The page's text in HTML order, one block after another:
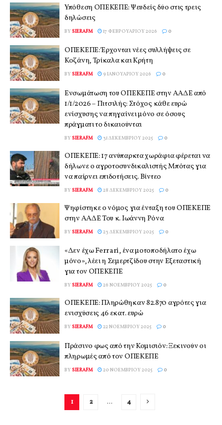
Υπόθεση ΟΠΕΚΕΠΕ: Ψευδείς δύο στις τρεις
δηλώσεις
BY SIERAFM 17 ΦΕΒΡΟΥΑΡΊΟΥ 2026 0
ΟΠΕΚΕΠΕ: Έρχονται νέες συλλήψεις σε
Κοζάνη, Τρίκαλα και Κρήτη
BY SIERAFM 9 ΙΑΝΟΥΑΡΊΟΥ 2026 0
Ενσωμάτωση του ΟΠΕΚΕΠΕ στην ΑΑΔΕ από
1/1/2026 – Πιτσιλής: Στόχος κάθε ευρώ
ενίσχυσης να πηγαίνει μόνο σε όσους
πράγματι το δικαιούνται
BY SIERAFM 31 ΔΕΚΕΜΒΡΊΟΥ 2025 0
ΟΠΕΚΕΠΕ: 17 ανύπαρκτα χωράφια φέρεται να
δήλωνε ο αγροτοσυνδικαλιστής Μπότας για
να παίρνει επιδοτήσεις. Βίντεο
BY SIERAFM 28 ΔΕΚΕΜΒΡΊΟΥ 2025 0
Ψηφίστηκε ο νόμος για ένταξη του ΟΠΕΚΕΠΕ
στην ΑΑΔΕ Του κ. Ιωάννη Ρόνα
BY SIERAFM 23 ΔΕΚΕΜΒΡΊΟΥ 2025 0
«Δεν έχω Ferrari, ένα μοτοποδήλατο έχω
μόνο», λέει η Σεμερτζίδου στην Εξεταστική
για τον ΟΠΕΚΕΠΕ
BY SIERAFM 26 ΝΟΕΜΒΡΊΟΥ 2025 0
ΟΠΕΚΕΠΕ: Πληρώθηκαν 82.870 αγρότες για
ενισχύσεις 46 εκατ. ευρώ
BY SIERAFM 22 ΝΟΕΜΒΡΊΟΥ 2025 0
Πράσινο φως από την Κομισιόν: Ξεκινούν οι
πληρωμές από τον ΟΠΕΚΕΠΕ
BY SIERAFM 20 ΝΟΕΜΒΡΊΟΥ 2025 0
1 2 … 4